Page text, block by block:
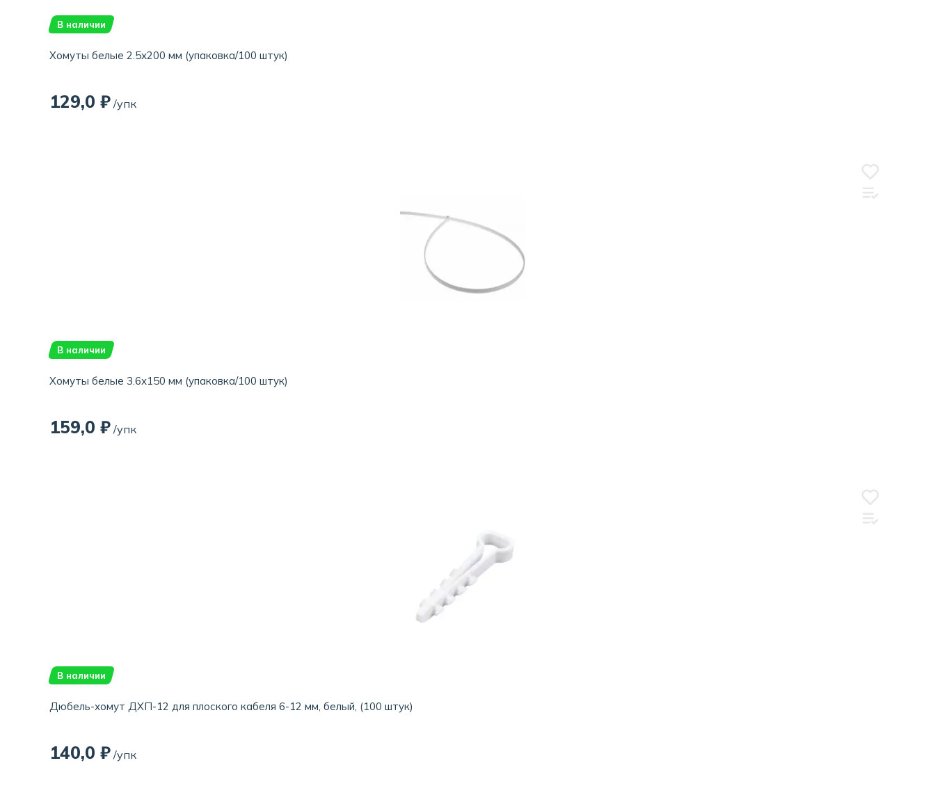
В наличии
Хомуты белые 2.5х200 мм (упаковка/100 штук)
129,0 ₽ /упк
В наличии
Хомуты белые 3.6х150 мм (упаковка/100 штук)
159,0 ₽ /упк
В наличии
Дюбель-хомут ДХП-12 для плоского кабеля 6-12 мм, белый, (100 штук)
140,0 ₽ /упк